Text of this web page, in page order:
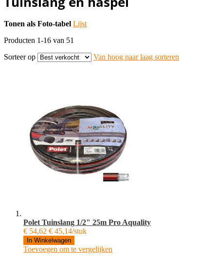
Tonen als Foto-tabel Lijst
Producten 1-16 van 51
Sorteer op
Van hoog naar laag sorteren
Polet Tuinslang 1/2" 25m Pro Aquality
€ 54,62 € 45,14/stuk
In Winkelwagen
Toevoegen om te vergelijken